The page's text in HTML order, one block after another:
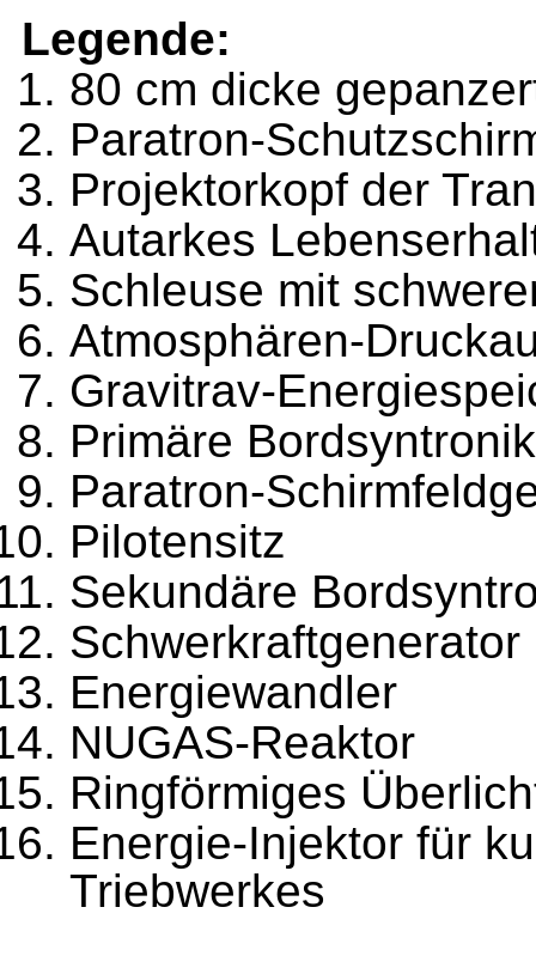
Legende:
80 cm dicke
Paratron-
Projektorkopf der
Autarkes
Schleuse mit
Atmosphären-
Gravitrav-
Primäre Bordsyntronik
Paratron-
Pilotensitz
Sekundäre
Schwerkraftgenerator
Energiewandler
NUGAS-Reaktor
Ringförmiges
Energie-Injektor für
Triebwerkes